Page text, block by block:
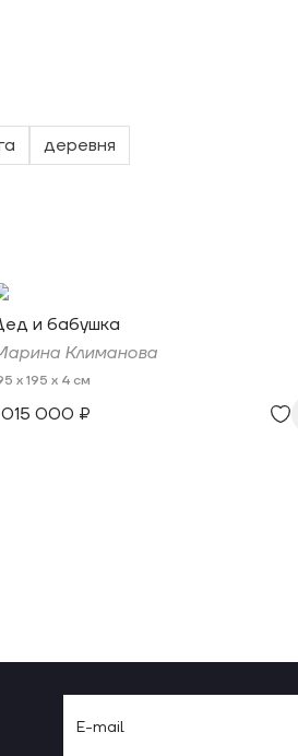
деревня
и бабушка
Климанова
x 195 x 4 см
015 000 ₽